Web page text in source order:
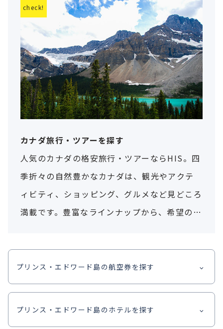
カナダ旅行・ツアーを探す
人気のカナダの格安旅行・ツアーならHIS。四
季折々の自然豊かなカナダは、観光やアクテ
ィビティ、ショッピング、グルメなど見どころ
満載です。豊富なラインナップから、希望のカ
プリンス・エドワード島の航空券を探す
プリンス・エドワード島のホテルを探す